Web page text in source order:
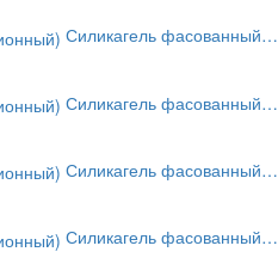
Силикагель фасованный…
Силикагель фасованный…
Силикагель фасованный…
Силикагель фасованный…